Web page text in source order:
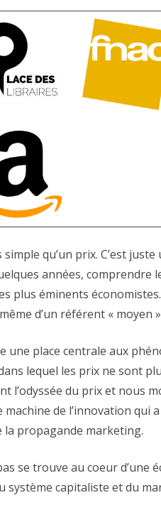
qu’un prix. C’est
années,
plus éminents
d’un référent «
une place centrale aux
lequel les prix ne sont
l’odyssée du prix et nous
de l’innovation qui
propagande marketing.
se trouve au coeur d’une
système capitaliste et du